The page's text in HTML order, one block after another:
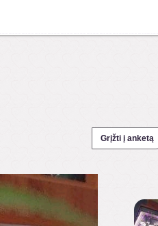
Grįžti į anketą